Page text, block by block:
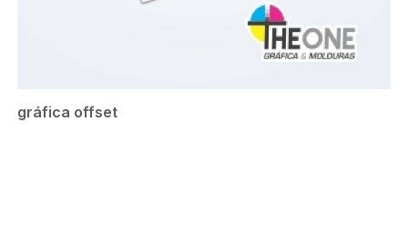
gráfica offset